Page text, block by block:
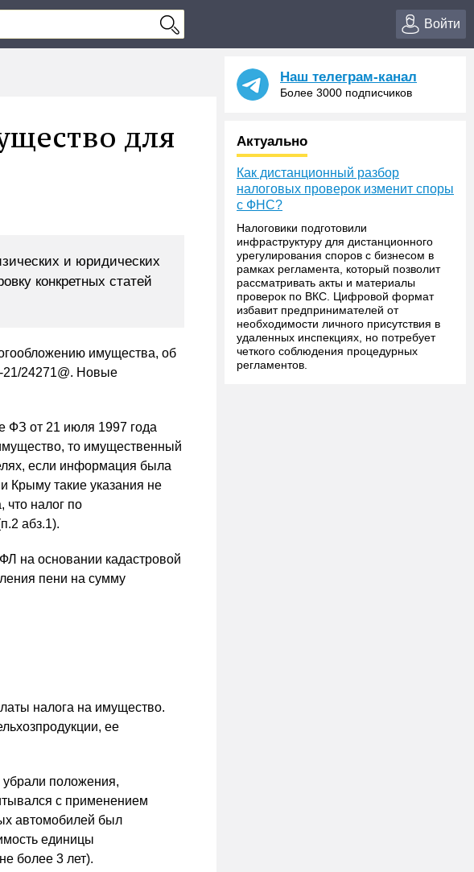
Войти
для
и юридических
конкретных статей
имущества, об
21/24271@. Новые
ФЗ от 21 июля 1997 года
то имущественный
если информация была
Крыму такие указания не
что налог по
абз.1).
на основании кадастровой
пени на сумму
налога на имущество.
ее
положения,
с применением
автомобилей был
единицы
более 3 лет).
Наш телеграм-канал
Более 3000 подписчиков
Актуально
Как дистанционный разбор
налоговых проверок изменит споры
с ФНС?
Налоговики подготовили
инфраструктуру для дистанционного
урегулирования споров с бизнесом в
рамках регламента, который позволит
рассматривать акты и материалы
проверок по ВКС. Цифровой формат
избавит предпринимателей от
необходимости личного присутствия в
удаленных инспекциях, но потребует
четкого соблюдения процедурных
регламентов.